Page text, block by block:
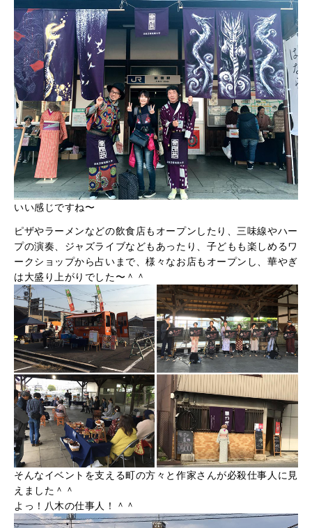
いい感じですね〜
ピザやラーメンなどの飲食店もオープンしたり、三味線やハー
プの演奏、ジャズライブなどもあったり、子どもも楽しめるワ
ークショップから占いまで、様々なお店もオープンし、華やぎ
は大盛り上がりでした〜＾＾
そんなイベントを支える町の方々と作家さんが必殺仕事人に見
えました＾＾
よっ！八木の仕事人！＾＾